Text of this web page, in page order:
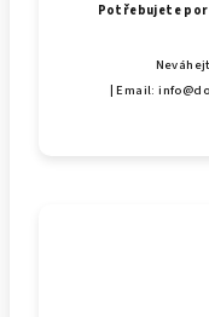
Potřebujete
| Email: